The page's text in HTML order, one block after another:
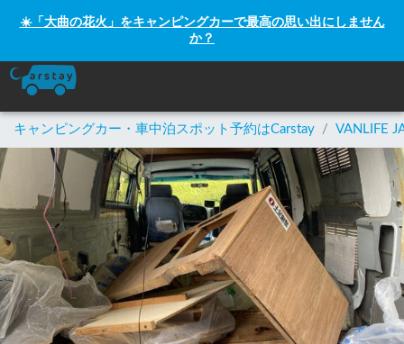
☀️「大曲の花火」をキャンピングカーで最高の思い出にしません
か？
キャンピングカー・車中泊スポット予約はCarstay / VANLIFE